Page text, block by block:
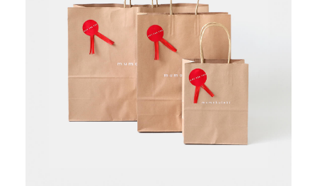
ご利用ガイド